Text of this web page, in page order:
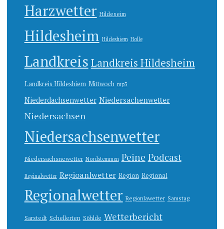
Harzwetter Hildeseim
Hildesheim Hildeshiem Holle
Landkreis Landkreis Hildesheim
Landkreis Hildeshiem Mittwoch mp3
Niederdachsenwetter Niedersachenwetter
Niedersachsen
Niedersachsenwetter
Niedersachsnewetter Nordstemmen Peine Podcast
Reginalwetter Regioanlwetter Region Regional
Regionalwetter Regionlawetter Samstag
Sarstedt Schellerten Söhlde Wetterbericht